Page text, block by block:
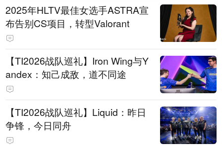
2025年HLTV最佳女选手ASTRA宣
布告别CS项目，转型Valorant
【TI2026战队巡礼】Iron Wing与Y
andex：知己成敌，道不同途
【TI2026战队巡礼】Liquid：昨日
争锋，今日同舟